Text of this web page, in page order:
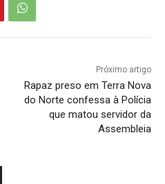
Próximo artigo
Rapaz preso em Terra Nova
do Norte confessa à Polícia
que matou servidor da
Assembleia